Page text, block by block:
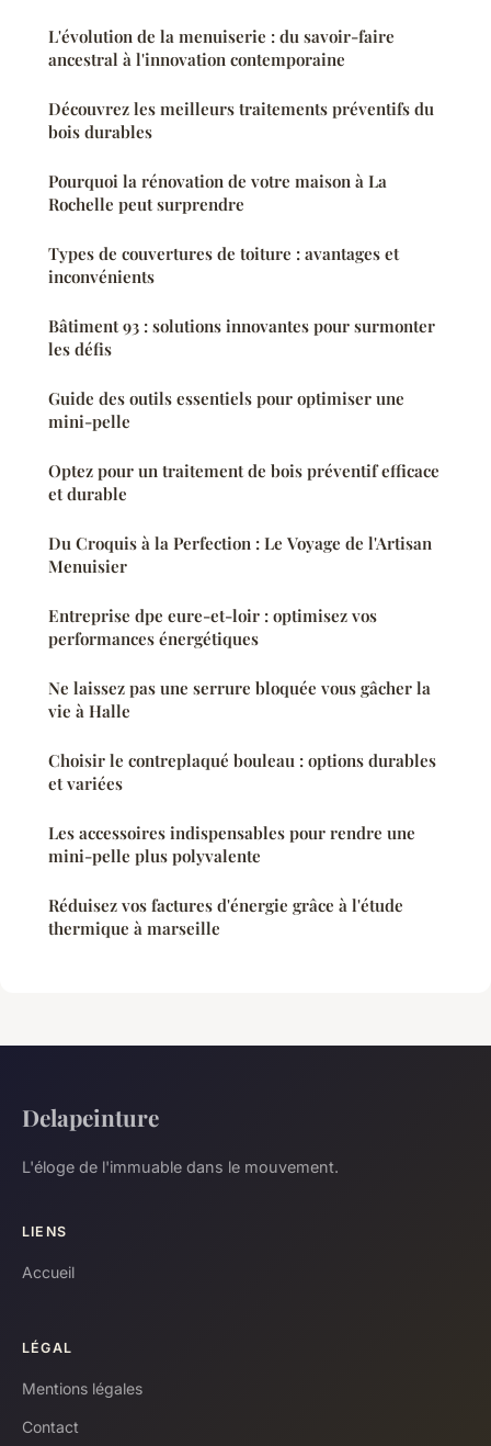
L'évolution de la menuiserie : du savoir-faire
ancestral à l'innovation contemporaine
Découvrez les meilleurs traitements préventifs du
bois durables
Pourquoi la rénovation de votre maison à La
Rochelle peut surprendre
Types de couvertures de toiture : avantages et
inconvénients
Bâtiment 93 : solutions innovantes pour surmonter
les défis
Guide des outils essentiels pour optimiser une
mini-pelle
Optez pour un traitement de bois préventif efficace
et durable
Du Croquis à la Perfection : Le Voyage de l'Artisan
Menuisier
Entreprise dpe eure-et-loir : optimisez vos
performances énergétiques
Ne laissez pas une serrure bloquée vous gâcher la
vie à Halle
Choisir le contreplaqué bouleau : options durables
et variées
Les accessoires indispensables pour rendre une
mini-pelle plus polyvalente
Réduisez vos factures d'énergie grâce à l'étude
thermique à marseille
Delapeinture
L'éloge de l'immuable dans le mouvement.
LIENS
Accueil
LÉGAL
Mentions légales
Contact